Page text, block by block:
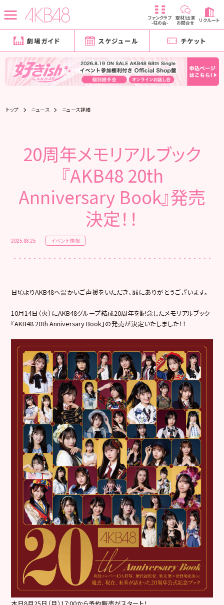
ファンクラブ
-柱の会-
取材/出演
お問合せ リクルート
劇場ガイド スケジュール チケット
トップ ニュース ニュース詳細
20周年メモリアルブック
『AKB48 20th
Anniversary Book』発売
決定！！
2025.08.25 イベント情報
日頃よりAKB48へ温かいご声援をいただき、誠にありがとうございます。
10月14日（火）にAKB48グループ結成20周年を記念したメモリアルブック
『AKB48 20th Anniversary Book』の発売が決定いたしました！！
本日8月25日（月）17:00から予約販売がスタート！